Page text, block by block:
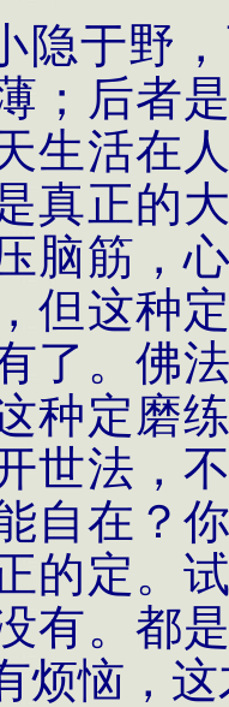
隐于野
；后者
生活在
真正的
脑筋，
但这种
了。佛
种定磨
世法，
自在？
的定。
有。都
烦恼，